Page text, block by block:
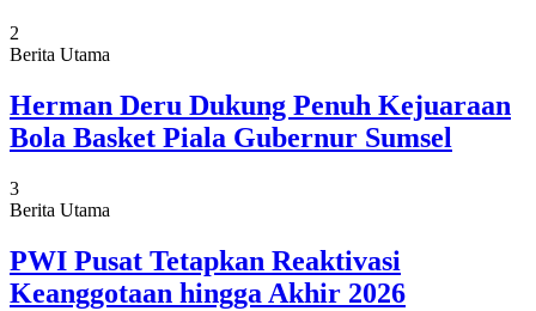
2
Berita Utama
Herman Deru Dukung Penuh Kejuaraan
Bola Basket Piala Gubernur Sumsel
3
Berita Utama
PWI Pusat Tetapkan Reaktivasi
Keanggotaan hingga Akhir 2026